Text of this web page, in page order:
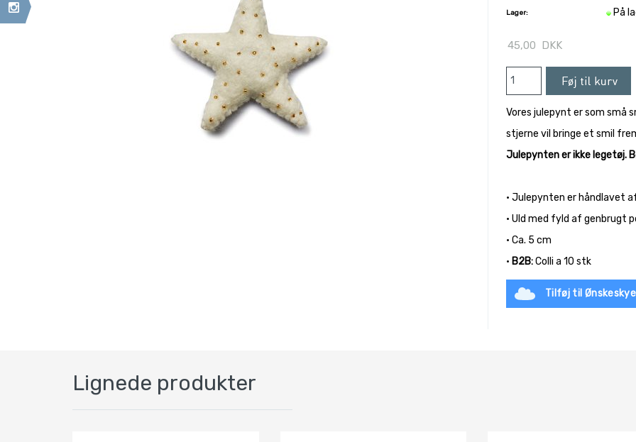
Lager: På
45,00 DKK
Vores julepynt er som små
stjerne vil bringe et smil
Julepynten er ikke legetøj.
• Julepynten er håndlavet
• Uld med fyld af genbrugt
• Ca. 5 cm
• B2B:Colli a 10 stk
Tilføj til
Lignede produkter